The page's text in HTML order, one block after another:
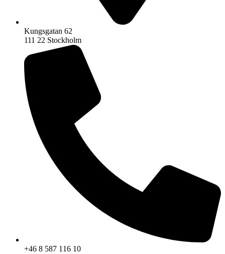
Kungsgatan 62
111 22 Stockholm
+46 8 587 116 10